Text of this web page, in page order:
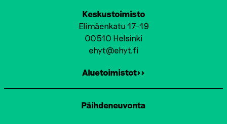
Keskustoimisto
Elimäenkatu 17-19
00510 Helsinki
ehyt@ehyt.fi
Aluetoimistot>>
Päihdeneuvonta